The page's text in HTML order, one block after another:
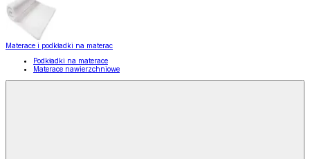
Materace i podkładki na materac
Podkładki na materace
Materace nawierzchniowe